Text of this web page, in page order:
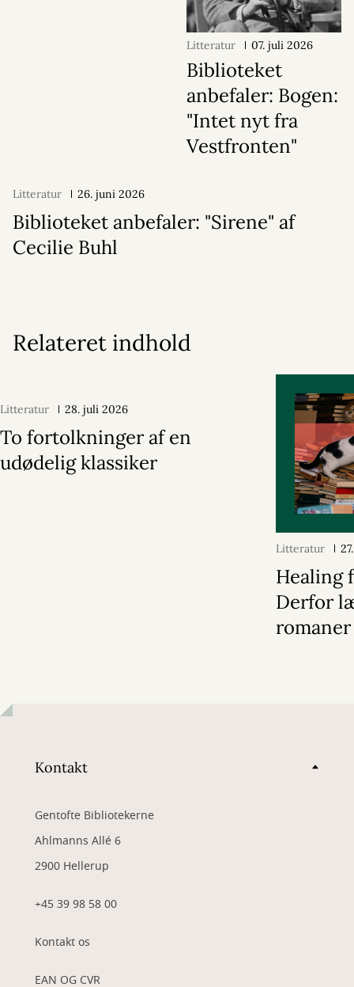
Litteratur 07. juli 2026
Biblioteket
anbefaler: Bogen:
"Intet nyt fra
Vestfronten"
Litteratur 26. juni 2026
Biblioteket anbefaler: "Sirene" af
Cecilie Buhl
Relateret indhold
Litteratur 28. juli 2026
To fortolkninger af en
udødelig klassiker
Litteratur
Healing
Derfor
Kontakt
Gentofte Bibliotekerne
Ahlmanns Allé 6
2900 Hellerup
+45 39 98 58 00
Kontakt os
EAN OG CVR